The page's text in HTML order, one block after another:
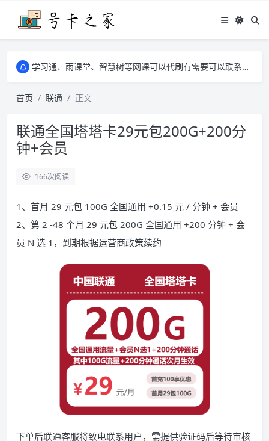
学习通、雨课堂、智慧树等网课可以代刷有需要可以联系邮箱i@tuzi.la
学习通、雨课堂、智慧树等网课可以代刷有需要可以联系邮箱i@tuzi.la
首页
联通 正文
联通全国塔塔卡29元包200G+200分
钟+会员
166次阅读
1、首月 29 元包 100G 全国通用 +0.15 元 / 分钟 + 会员
2、第 2 -48 个月 29 元包 200G 全国通用 +200 分钟 + 会
员 N 选 1，到期根据运营商政策续约
下单后联通客服将致电联系用户，需提供验证码后等待审核